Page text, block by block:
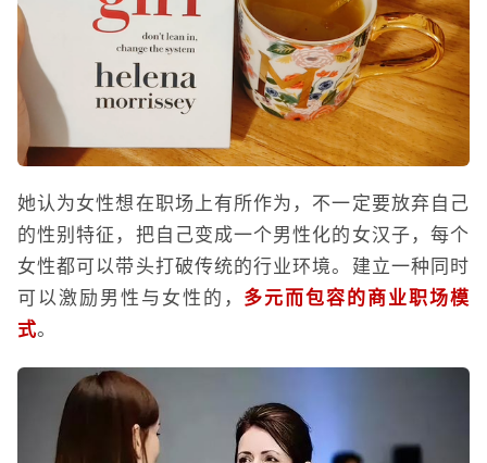
她认为女性想在职场上有所作为，不一定要放弃自己
的性别特征，把自己变成一个男性化的女汉子，每个
女性都可以带头打破传统的行业环境。建立一种同时
可以激励男性与女性的， 多元而包容的商业职场模
式。